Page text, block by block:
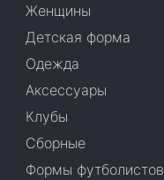
Женщины
Детская форма
Одежда
Аксессуары
Клубы
Сборные
Формы футболистов